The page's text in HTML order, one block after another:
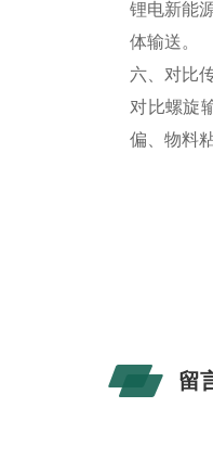
锂电新能
体输送。
六、对比
对比螺旋
偏、物料
留